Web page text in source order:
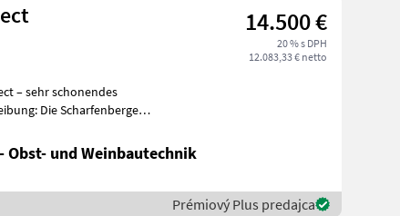
14.500 €
20 % s DPH
12.083,33 € netto
– sehr schonendes
Obst- und Weinbautechnik
Prémiový Plus predajca